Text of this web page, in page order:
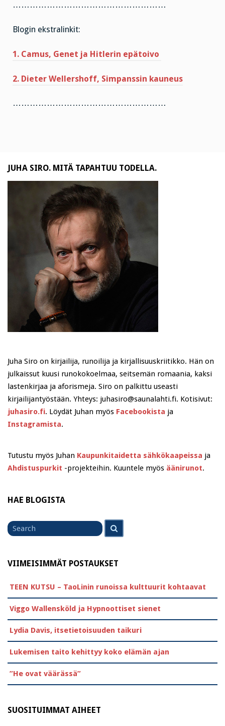
………………………………………………
Blogin ekstralinkit:
1. Camus, Genet ja Hitlerin epätoivo
2. Dieter Wellershoff, Simpanssin kauneus
………………………………………………
JUHA SIRO. MITÄ TAPAHTUU TODELLA.
Juha Siro on kirjailija, runoilija ja kirjallisuuskriitikko. Hän on
julkaissut kuusi runokokoelmaa, seitsemän romaania, kaksi
lastenkirjaa ja aforismeja. Siro on palkittu useasti
kirjailijantyöstään. Yhteys: juhasiro@saunalahti.fi. Kotisivut:
juhasiro.fi. Löydät Juhan myös Facebookista ja
Instagramista.
Tutustu myös Juhan Kaupunkitaidetta sähkökaapeissa ja
Ahdistuspurkit -projekteihin. Kuuntele myös äänirunot.
HAE BLOGISTA
Search
for
VIIMEISIMMÄT POSTAUKSET
TEEN KUTSU – TaoLinin runoissa kulttuurit kohtaavat
Viggo Wallensköld ja Hypnoottiset sienet
Lydia Davis, itsetietoisuuden taikuri
Lukemisen taito kehittyy koko elämän ajan
”He ovat väärässä”
SUOSITUIMMAT AIHEET